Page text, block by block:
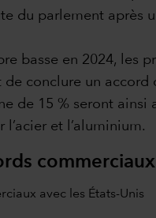
du parlement après
basse en 2024, les
conclure un
de 15 % seront
et l’aluminium.